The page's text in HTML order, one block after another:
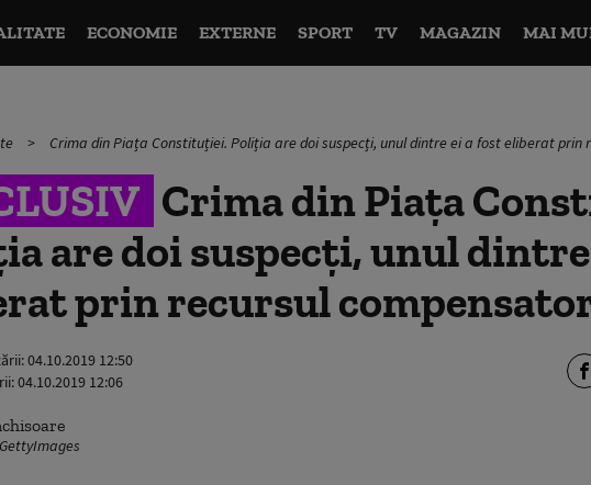
ECONOMIE EXTERNE SPORT TV MAGAZIN MAI
Crima din Piața Constituției. Poliția are doi suspecți, unul dintre ei a fost eliberat prin
Crima din Piața
are doi suspecți, unul
prin recursul
04.10.2019 12:50
04.10.2019 12:06